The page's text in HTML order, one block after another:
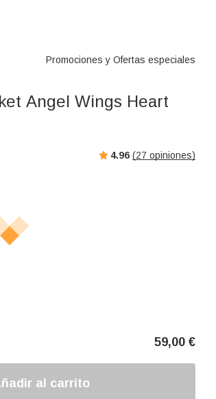
Promociones y Ofertas especiales
Angel Wings Heart
4.96 (27 opiniones)
59,00 €
al carrito